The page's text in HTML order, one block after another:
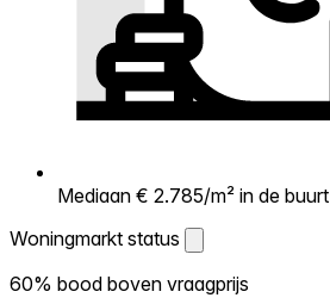
Mediaan € 2.785/m² in de buurt
Woningmarkt status
Woningmarkt status
60% bood boven vraagprijs